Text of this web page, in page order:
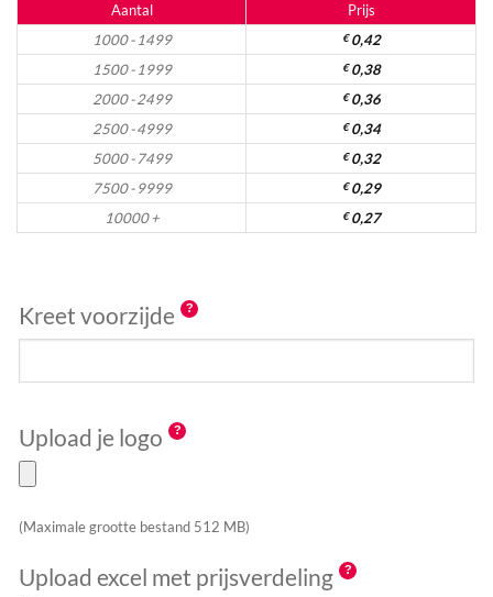
Aantal
Prijs
1000 - 1499
€0,42
1500 - 1999
€0,38
2000 - 2499
€0,36
2500 - 4999
€0,34
5000 - 7499
€0,32
7500 - 9999
€0,29
10000 +
€0,27
Kreet voorzijde
Upload je logo
(Maximale grootte bestand 512 MB)
Upload excel met prijsverdeling